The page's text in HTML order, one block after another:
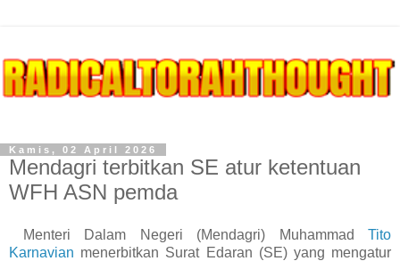
Kamis, 02 April 2026
Mendagri terbitkan SE atur ketentuan
WFH ASN pemda
Menteri Dalam Negeri (Mendagri) Muhammad Tito
Karnavian menerbitkan Surat Edaran (SE) yang mengatur